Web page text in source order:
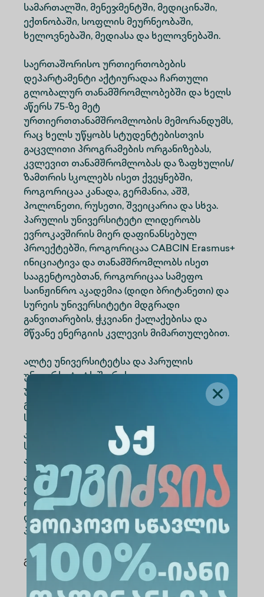
სამართალში, მენეჯმენტში, მედიცინაში,
ექთნობაში, სოფლის მეურნეობაში,
ხელოვნებაში, მედიასა და ხელოვნებაში.
საერთაშორისო ურთიერთობების
დეპარტამენტი აქტიურადაა ჩართული
გლობალურ თანამშრომლობებში და ხელს
აწერს 75-ზე მეტ
ურთიერთთანამშრომლობის მემორანდუმს,
რაც ხელს უწყობს სტუდენტებისთვის
გაცვლითი პროგრამების ორგანიზებას,
კვლევით თანამშრომლობას და ზაფხულის/
ზამთრის სკოლებს ისეთ ქვეყნებში,
როგორიცაა კანადა, გერმანია, აშშ,
პოლონეთი, რუსეთი, შვეიცარია და სხვა.
პარულის უნივერსიტეტი ლიდერობს
ევროკავშირის მიერ დაფინანსებულ
პროექტებში, როგორიცაა CABCIN Erasmus+
ინიციატივა და თანამშრომლობს ისეთ
სააგენტოებთან, როგორიცაა სამეფო
საინჟინრო აკადემია (დიდი ბრიტანეთი) და
სურეის უნივერსიტეტი მდგრადი
განვითარების, ჭკვიანი ქალაქებისა და
მწვანე ენერგიის კვლევის მიმართულებით.
ალტე უნივერსიტეტსა და პარულის
უნივერსიტეტს შორის
ურთიერთთანამშრომლობის მემორანდუმია
გაფორმებული. თანამშრომლობა
საერთაშორისო გამოცდილების მიღების
კუთხით მრავალმხრივ შესაძლებლობებს
სთავაზობს სტუდენტებს, აკადემიურ და
ადმინისტრაციულ პერსონალს,
კერძოდ:გაცვლითი პროგრამების,
ერთობლივი კვლევითი პროექტების
ორგანიზებას, სასწავლო მასალებისა და
ლიტერატურის გაცვლას, ერთობლივი
პროგრამების განვითარებას.
გაზიარება